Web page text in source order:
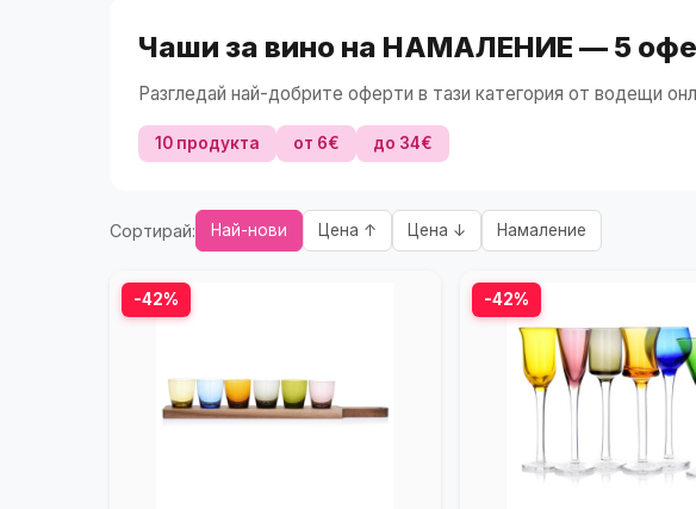
Чаши за вино на НАМАЛЕНИЕ — 5
Разгледай най-добрите оферти в тази категория от водещи
10 продукта от 6€ до 34€
Сортирай: Най-нови Цена ↑ Цена ↓ Намаление
-42% -42%